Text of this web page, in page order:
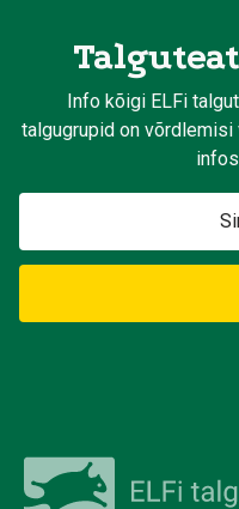
Info kõigi ELFi
talgugrupid on